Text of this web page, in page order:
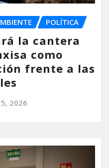
POLÍTICA
la cantera
como
frente a las
2026